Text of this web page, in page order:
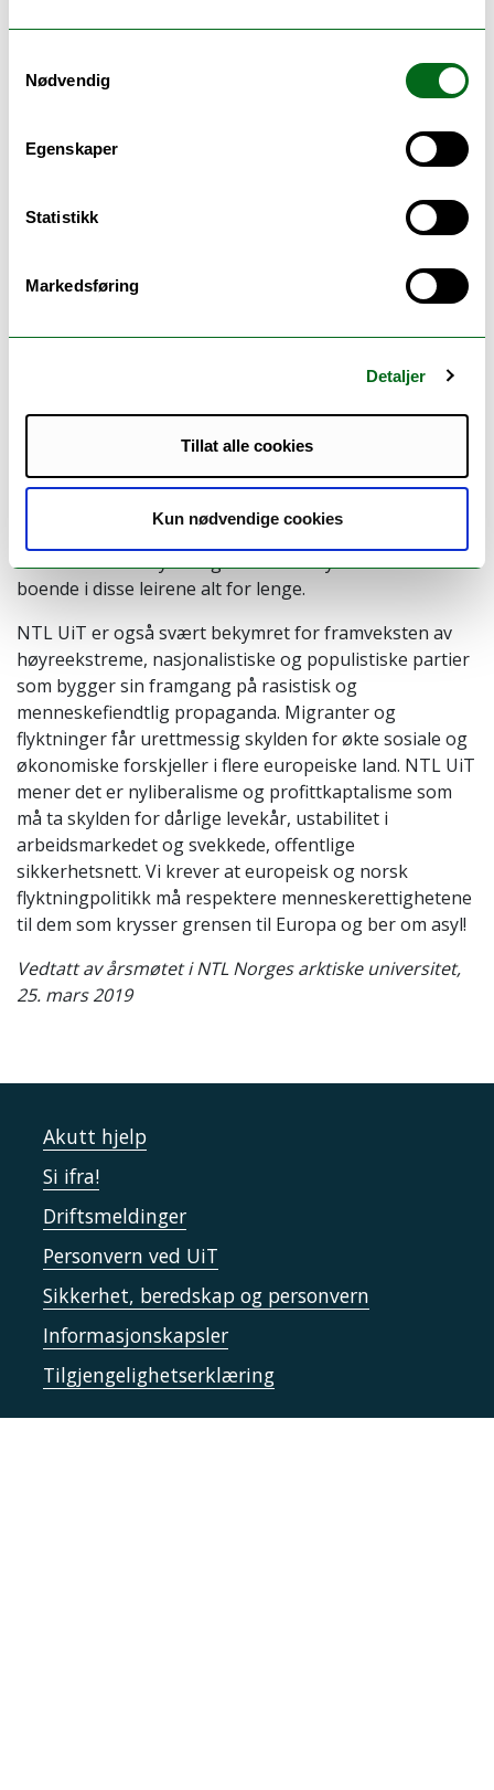
Nødvendig
Egenskaper
Statistikk
Markedsføring
Detaljer
Tillat alle cookies
Kun nødvendige cookies
årsakene til at folk flykter fra
sine hjemland.
NTL UiT er svært bekymret for at verdenssamfunnet
ikke klarer å beskytte flyktningers og migranters
menneskerettigheter. Selv om EU-landene har blitt
håndtering av migranter og flyktninger, er det fortsatt
flyktningeleirer blant annet i Hellas.
Europeiske ledere har også blitt enige med en rekke
følge FN er Libya et av de verste landene for barn på
flukt, og et land hvor mange blir utsatt for vold og
overgrep i flyktningeleirene. NTL er svært bekymret
for standarden på disse leirene, og for at mange med
allerede avklart flyktningstatus i FN-systemet blir
boende i disse leirene alt for lenge.
NTL UiT er også svært bekymret for framveksten av
høyreekstreme, nasjonalistiske og populistiske partier
som bygger sin framgang på rasistisk og
menneskefiendtlig propaganda. Migranter og
flyktninger får urettmessig skylden for økte sosiale og
økonomiske forskjeller i flere europeiske land. NTL UiT
mener det er nyliberalisme og profittkaptalisme som
må ta skylden for dårlige levekår, ustabilitet i
arbeidsmarkedet og svekkede, offentlige
sikkerhetsnett. Vi krever at europeisk og norsk
flyktningpolitikk må respektere menneskerettighetene
til dem som krysser grensen til Europa og ber om asyl!
Vedtatt av årsmøtet i NTL Norges arktiske universitet,
25. mars 2019
Akutt hjelp
Si ifra!
Driftsmeldinger
Personvern ved UiT
Sikkerhet, beredskap og personvern
Informasjonskapsler
Tilgjengelighetserklæring